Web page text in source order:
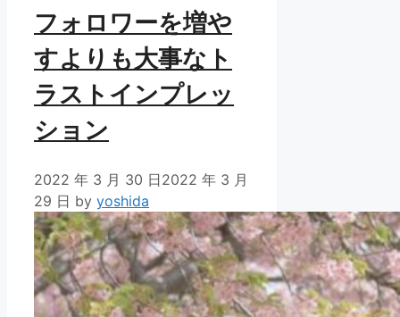
フォロワーを増や
すよりも大事なト
ラストインプレッ
ション
2022 年 3 月 30 日2022 年 3 月
29 日 by yoshida